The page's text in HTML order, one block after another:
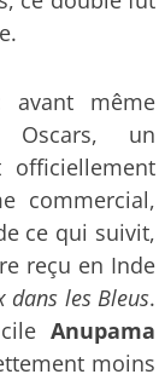
avant même
Oscars, un
commercial,
ce qui suivit,
reçu en Inde
dans les Bleus.
Anupama
moins